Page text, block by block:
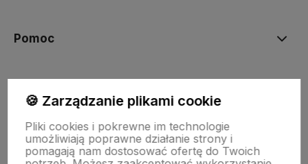
Pomoc
Płatności i dostawa
🍪 Zarządzanie plikami cookie
Pliki cookies i pokrewne im technologie
umożliwiają poprawne działanie strony i
pomagają nam dostosować ofertę do Twoich